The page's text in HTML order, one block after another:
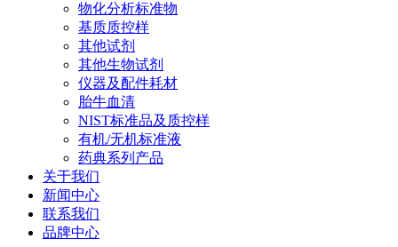
物化分析标准物
基质质控样
其他试剂
其他生物试剂
仪器及配件耗材
胎牛血清
NIST标准品及质控样
有机/无机标准液
药典系列产品
关于我们
新闻中心
联系我们
品牌中心